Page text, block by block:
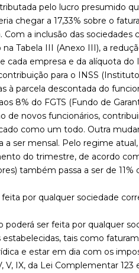
pelo lucro presumido
chegar a 17,33% sobre o
a inclusão das sociedades
Tabela III (Anexo III), a
empresa e da alíquota do
para o INSS
à parcela descontada do
8% do FGTS (Fundo de
de novos funcionários,
como um todo. Outra
a ser mensal. Pelo regime
do trimestre, de acordo
também passa a ser de 11%
por qualquer sociedade
poderá ser feita por qualquer
tais como
e estar em dia com os
V, IX, da Lei Complementar